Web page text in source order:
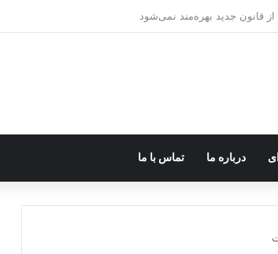
شد!
درباره ما تماس با ما